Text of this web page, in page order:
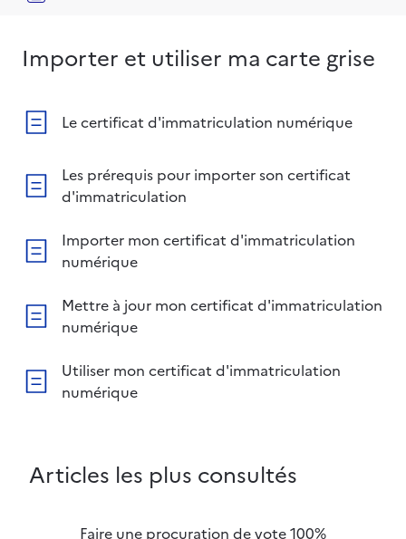
Importer et utiliser ma carte grise
Le certificat d'immatriculation numérique
Les prérequis pour importer son certificat
d'immatriculation
Importer mon certificat d'immatriculation
numérique
Mettre à jour mon certificat d'immatriculation
numérique
Utiliser mon certificat d'immatriculation
numérique
Articles les plus consultés
Faire une procuration de vote 100%